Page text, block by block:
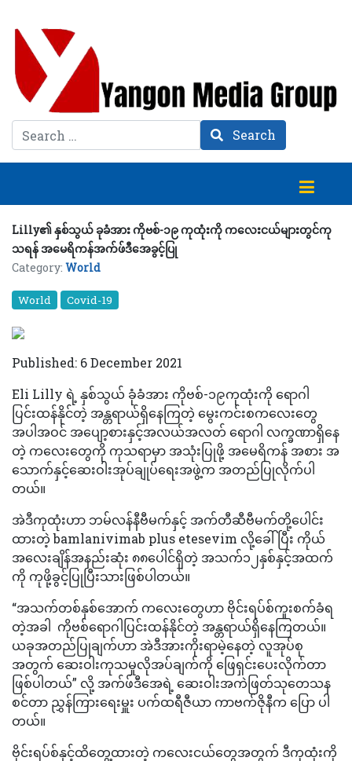
Search Search
Lilly၏ နှစ်သွယ် ခုခံအား ကိုဗစ်-၁၉ ကုထုံးကို ကလေးငယ်များတွင်ကု
သရန် အမေရိကန်အက်ဖ်ဒီအေခွင့်ပြု
Category: World
World Covid-19
Published: 6 December 2021
Eli Lilly ရဲ့ နှစ်သွယ် ခုံခံအား ကိုဗစ်-၁၉ကုထုံးကို ရောဂါ
ပြင်းထန်နိုင်တဲ့ အန္တရာယ်ရှိနေကြတဲ့ မွေးကင်းစကလေးတွေ
အပါအဝင် အပျော့စားနှင့်အလယ်အလတ် ရောဂါ လက္ခဏာရှိနေ
တဲ့ ကလေးတွေကို ကုသရာမှာ အသုံးပြုဖို့ အမေရိကန် အစား အ
သောက်နှင့်ဆေးဝါးအုပ်ချုပ်ရေးအဖွဲ့က အတည်ပြုလိုက်ပါ
တယ်။
အဲဒီကုထုံးဟာ ဘမ်လန်နီဗီမက်နှင့် အက်တီဆီဗီမက်တို့ပေါင်း
ထားတဲ့ bamlanivimab plus etesevim လို့ခေါ်ပြီး ကိုယ်
အလေးချိန်အနည်းဆုံး ၈၈ပေါင်ရှိတဲ့ အသက်၁၂နှစ်နှင့်အထက်
ကို ကုဖို့ခွင့်ပြုပြီးသားဖြစ်ပါတယ်။
“အသက်တစ်နှစ်အောက် ကလေးတွေဟာ ဗိုင်းရပ်စ်ကူးစက်ခံရ
တဲ့အခါ ကိုဗစ်ရောဂါပြင်းထန်နိုင်တဲ့ အန္တရာယ်ရှိနေကြတယ်။
ယခုအတည်ပြုချက်ဟာ အဲဒီအားကိုးရာမဲ့နေတဲ့ လူအုပ်စု
အတွက် ဆေးဝါးကုသမှုလိုအပ်ချက်ကို ဖြေရှင်းပေးလိုက်တာ
ဖြစ်ပါတယ်” လို့ အက်ဖ်ဒီအေရဲ့ ဆေးဝါးအကဲဖြတ်သုတေသန
စင်တာ ညွှန်ကြားရေးမှူး ပက်ထရီဇီယာ ကာဗက်ဇိုနီက ပြော ပါ
တယ်။
ဗိုင်းရပ်စ်နှင့်ထိတွေ့ထားတဲ့ ကလေးငယ်တွေအတွက် ဒီကုထုံးကို